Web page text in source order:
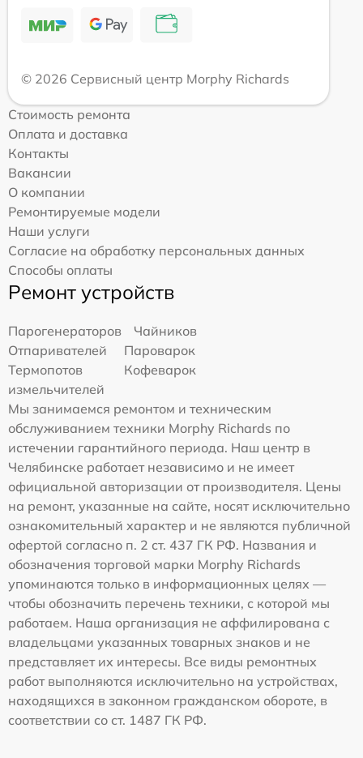
© 2026 Сервисный центр Morphy Richards
Стоимость ремонта
Оплата и доставка
Контакты
Вакансии
О компании
Ремонтируемые модели
Наши услуги
Согласие на обработку персональных данных
Способы оплаты
Ремонт устройств
Парогенераторов
Чайников
Отпаривателей
Пароварок
Термопотов
Кофеварок
измельчителей
Мы занимаемся ремонтом и техническим
обслуживанием техники Morphy Richards по
истечении гарантийного периода. Наш центр в
Челябинске работает независимо и не имеет
официальной авторизации от производителя. Цены
на ремонт, указанные на сайте, носят исключительно
ознакомительный характер и не являются публичной
офертой согласно п. 2 ст. 437 ГК РФ. Названия и
обозначения торговой марки Morphy Richards
упоминаются только в информационных целях —
чтобы обозначить перечень техники, с которой мы
работаем. Наша организация не аффилирована с
владельцами указанных товарных знаков и не
представляет их интересы. Все виды ремонтных
работ выполняются исключительно на устройствах,
находящихся в законном гражданском обороте, в
соответствии со ст. 1487 ГК РФ.